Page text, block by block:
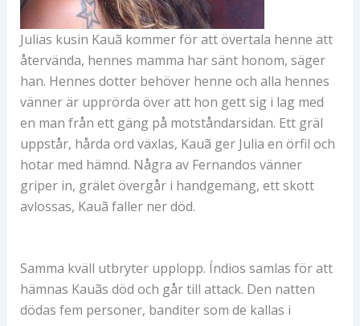
Julias kusin Kauã kommer för att övertala henne att
återvända, hennes mamma har sänt honom, säger
han. Hennes dotter behöver henne och alla hennes
vänner är upprörda över att hon gett sig i lag med
en man från ett gäng på motståndarsidan. Ett gräl
uppstår, hårda ord växlas, Kauã ger Julia en örfil och
hotar med hämnd. Några av Fernandos vänner
griper in, grälet övergår i handgemäng, ett skott
avlossas, Kauã faller ner död.
Samma kväll utbryter upplopp. Índios samlas för att
hämnas Kauãs död och går till attack. Den natten
dödas fem personer, banditer som de kallas i